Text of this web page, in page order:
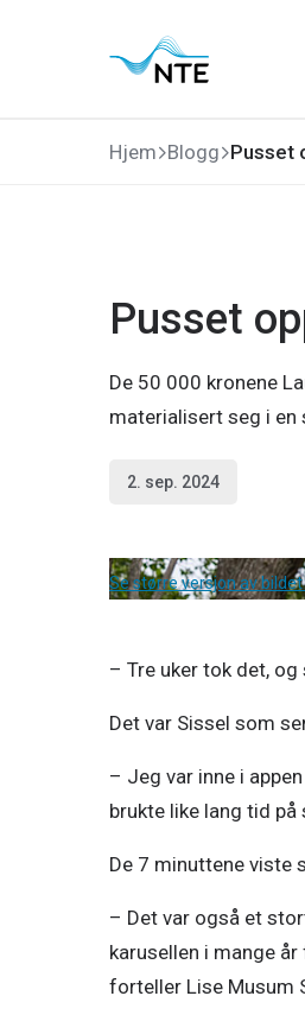
Hjem Blogg Pusset
Pusset
De 50 000 kronene
materialisert seg i en
2. sep. 2024
Se større versjon av
– Tre uker tok det,
Det var Sissel som
– Jeg var inne i
brukte like lang tid
De 7 minuttene viste
– Det var også et
karusellen i mange
forteller Lise Musum